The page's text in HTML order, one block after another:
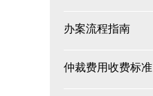
办案流程指南
仲裁费用收费标准